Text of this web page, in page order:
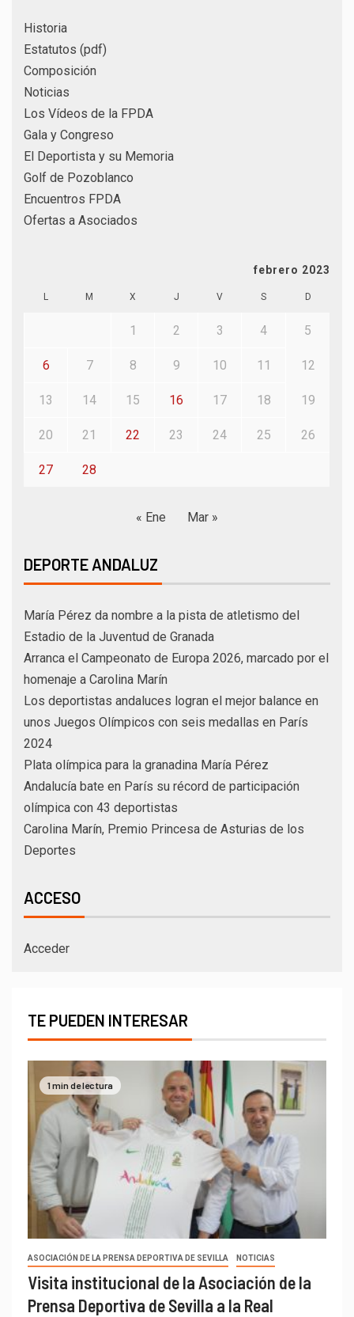
Historia
Estatutos (pdf)
Composición
Noticias
Los Vídeos de la FPDA
Gala y Congreso
El Deportista y su Memoria
Golf de Pozoblanco
Encuentros FPDA
Ofertas a Asociados
febrero 2023
L M X J V S D
1 2 3 4 5
6 7 8 9 10 11 12
13 14 15 16 17 18 19
20 21 22 23 24 25 26
27 28
« Ene Mar »
DEPORTE ANDALUZ
María Pérez da nombre a la pista de atletismo del
Estadio de la Juventud de Granada
Arranca el Campeonato de Europa 2026, marcado por el
homenaje a Carolina Marín
Los deportistas andaluces logran el mejor balance en
unos Juegos Olímpicos con seis medallas en París
2024
Plata olímpica para la granadina María Pérez
Andalucía bate en París su récord de participación
olímpica con 43 deportistas
Carolina Marín, Premio Princesa de Asturias de los
Deportes
ACCESO
Acceder
TE PUEDEN INTERESAR
1 min de lectura
ASOCIACIÓN DE LA PRENSA DEPORTIVA DE SEVILLA NOTICIAS
Visita institucional de la Asociación de la
Prensa Deportiva de Sevilla a la Real